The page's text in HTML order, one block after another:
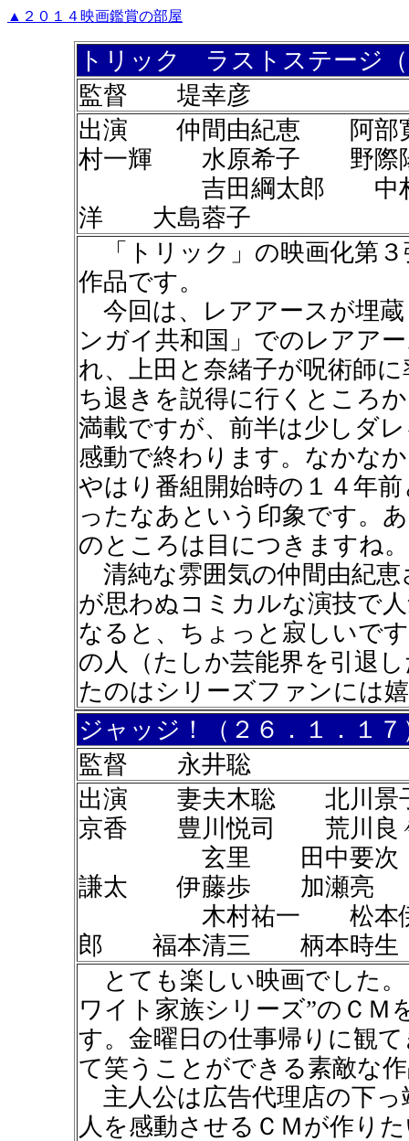
▲２０１４映画鑑賞の部屋
トリック ラストステージ
監督 堤幸彦
出演 仲間由紀恵 阿
村一輝 水原希子 野際
吉田綱太郎 中村
洋 大島蓉子
「トリック」の映画化第
作品です。
今回は、レアアースが埋
ンガイ共和国」でのレアア
れ、上田と奈緒子が呪術師
ち退きを説得に行くところ
満載ですが、前半は少しダ
感動で終わります。なかな
やはり番組開始時の１４年
ったなあという印象です。
のところは目につきますね
清純な雰囲気の仲間由紀恵
が思わぬコミカルな演技で
なると、ちょっと寂しいで
の人（たしか芸能界を引退
たのはシリーズファンには
ジャッジ！（２６．１．１７
監督 永井聡
出演 妻夫木聡 北川景
京香 豊川悦司 荒川良
玄里 田中要次
謙太 伊藤歩 加瀬亮
木村祐一 松本伊
郎 福本清三 柄本時生
とても楽しい映画でした
ワイト家族シリーズ”のＣＭ
す。金曜日の仕事帰りに観
て笑うことができる素敵な
主人公は広告代理店の下っ
人を感動させるＣＭが作り